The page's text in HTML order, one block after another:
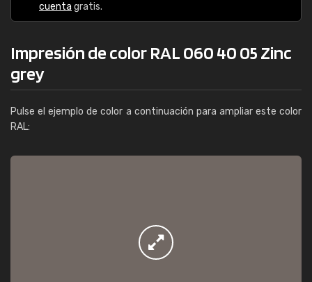
cuenta gratis.
Impresión de color RAL 060 40 05 Zinc
grey
Pulse el ejemplo de color a continuación para ampliar este color
RAL: